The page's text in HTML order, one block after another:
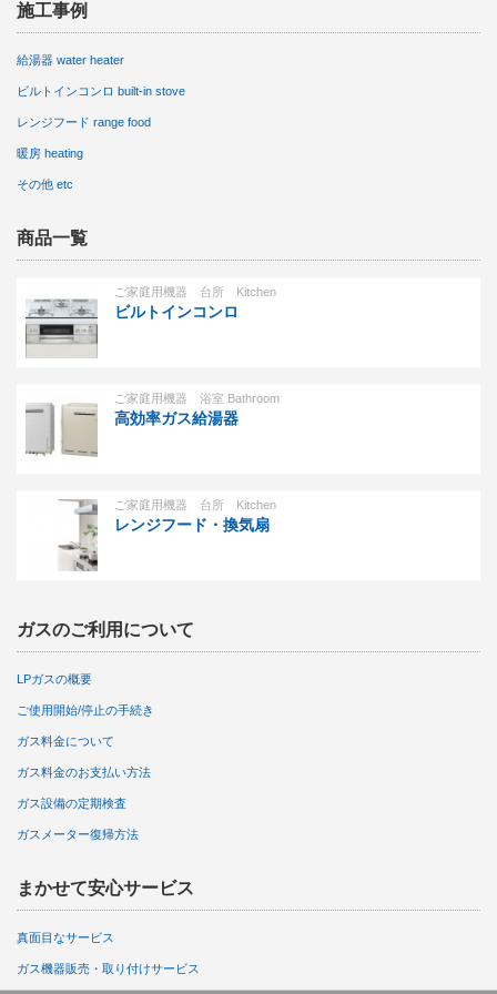
施工事例
給湯器 water heater
ビルトインコンロ built-in stove
レンジフード range food
暖房 heating
その他 etc
商品一覧
ご家庭用機器 台所 Kitchen
ビルトインコンロ
ご家庭用機器 浴室 Bathroom
高効率ガス給湯器
ご家庭用機器 台所 Kitchen
レンジフード・換気扇
ガスのご利用について
LPガスの概要
ご使用開始/停止の手続き
ガス料金について
ガス料金のお支払い方法
ガス設備の定期検査
ガスメーター復帰方法
まかせて安心サービス
真面目なサービス
ガス機器販売・取り付けサービス